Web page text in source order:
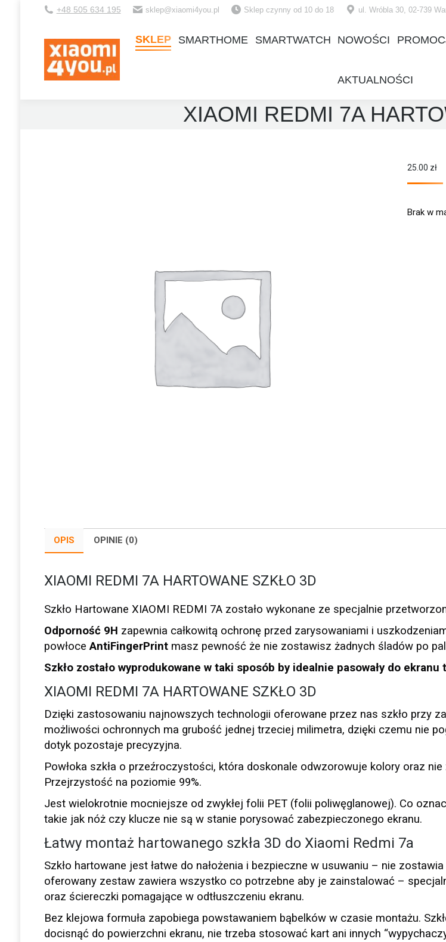
+48 505 634 195 sklep@xiaomi4you.pl Sklep czynny od 10 do 18 ul. Wróbla 30, 02-739
SKLEP SMARTHOME SMARTWATCH NOWOŚCI
AKTUALNOŚCI
XIAOMI REDMI 7A
25.00 zł
Brak w
OPIS OPINIE (0)
XIAOMI REDMI 7A HARTOWANE SZKŁO 3D
Szkło Hartowane XIAOMI REDMI 7A zostało wykonane ze specjalnie
Odporność 9H zapewnia całkowitą ochronę przed zarysowaniami i
powłoceAntiFingerPrintmasz pewność że nie zostawisz żadnych śladów po
Szkło zostało wyprodukowane w taki sposób by idealnie pasowały do ekranu
XIAOMI REDMI 7A HARTOWANE SZKŁO 3D
Dzięki zastosowaniu najnowszych technologii oferowane przez nas szkło przy
możliwości ochronnych ma grubość jednej trzeciej milimetra, dzięki czemu nie
dotyk pozostaje precyzyjna.
Powłoka szkła o przeźroczystości, która doskonale odwzorowuje kolory oraz nie
Przejrzystość na poziomie 99%.
Jest wielokrotnie mocniejsze od zwykłej folii PET (folii poliwęglanowej). Co
takie jak nóż czy klucze nie są w stanie porysować zabezpieczonego ekranu.
Łatwy montaż hartowanego szkła 3D do Xiaomi Redmi 7a
Szkło hartowane jest łatwe do nałożenia i bezpieczne w usuwaniu – nie
oferowany zestaw zawiera wszystko co potrzebne aby je zainstalować –
oraz ściereczki pomagające w odtłuszczeniu ekranu.
Bez klejowa formuła zapobiega powstawaniem bąbelków w czasie montażu.
docisnąć do powierzchni ekranu, nie trzeba stosować kart ani innych